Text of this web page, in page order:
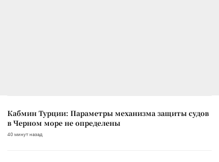
Кабмин Турции: Параметры механизма защиты судов
в Черном море не определены
40 минут назад